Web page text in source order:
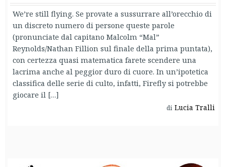
We’re still flying. Se provate a sussurrare all’orecchio di
un discreto numero di persone queste parole
(pronunciate dal capitano Malcolm “Mal”
Reynolds/Nathan Fillion sul finale della prima puntata),
con certezza quasi matematica farete scendere una
lacrima anche al peggior duro di cuore. In un’ipotetica
classifica delle serie di culto, infatti, Firefly si potrebbe
giocare il […]
di Lucia Tralli